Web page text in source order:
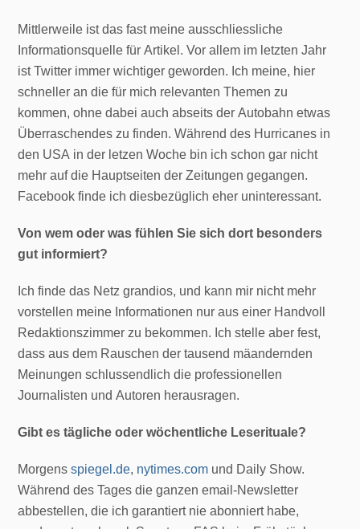
Mittlerweile ist das fast meine ausschliessliche
Informationsquelle für Artikel. Vor allem im letzten Jahr
ist Twitter immer wichtiger geworden. Ich meine, hier
schneller an die für mich relevanten Themen zu
kommen, ohne dabei auch abseits der Autobahn etwas
Überraschendes zu finden. Während des Hurricanes in
den USA in der letzen Woche bin ich schon gar nicht
mehr auf die Hauptseiten der Zeitungen gegangen.
Facebook finde ich diesbezüglich eher uninteressant.
Von wem oder was fühlen Sie sich dort besonders
gut informiert?
Ich finde das Netz grandios, und kann mir nicht mehr
vorstellen meine Informationen nur aus einer Handvoll
Redaktionszimmer zu bekommen. Ich stelle aber fest,
dass aus dem Rauschen der tausend mäandernden
Meinungen schlussendlich die professionellen
Journalisten und Autoren herausragen.
Gibt es tägliche oder wöchentliche Leserituale?
Morgensspiegel.de, nytimes.com und Daily Show.
Während des Tages die ganzen email-Newsletter
abbestellen, die ich garantiert nie abonniert habe,